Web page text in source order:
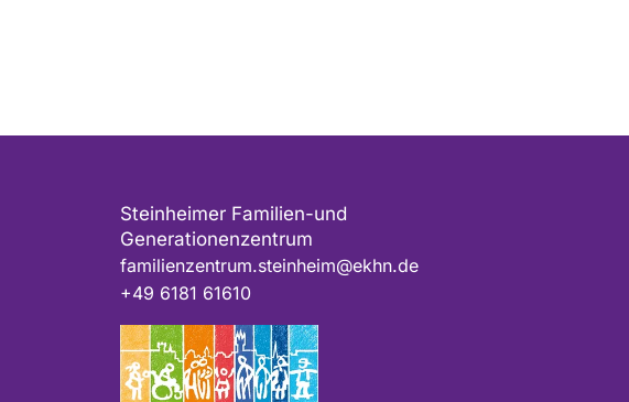
Steinheimer Familien-und
Generationenzentrum
familienzentrum.steinheim@ekhn.de
+49 6181 61610